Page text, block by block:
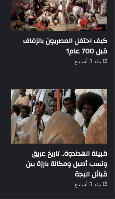
كيف احتفل المصريون بالزفاف
قبل 700 عام؟
منذ 3 أسابيع
قبيلة الهدندوة.. تاريخ عريق
ونسب أصيل ومكانة بارزة بين
قبائل البجة
منذ 3 أسابيع